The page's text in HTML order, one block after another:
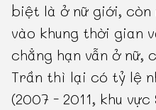
biệt là ở nữ giới, còn
vào khung thời gian
chẳng hạn vẫn ở nữ,
Trần thì lại có tỷ lệ
(2007 - 2011, khu